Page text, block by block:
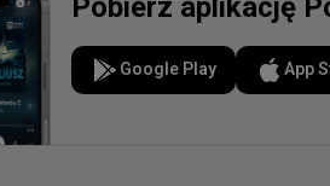
Pobierz aplikację
Google Play App